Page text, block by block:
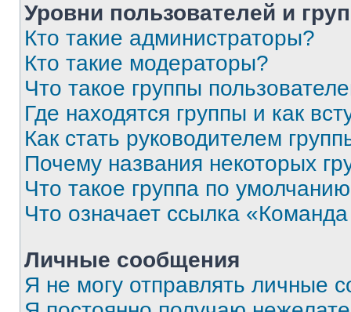
Уровни пользователей и
Кто такие администраторы?
Кто такие модераторы?
Что такое группы
Где находятся группы и как
Как стать руководителем
Почему названия некоторых
Что такое группа по
Что означает ссылка
Личные сообщения
Я не могу отправлять личные